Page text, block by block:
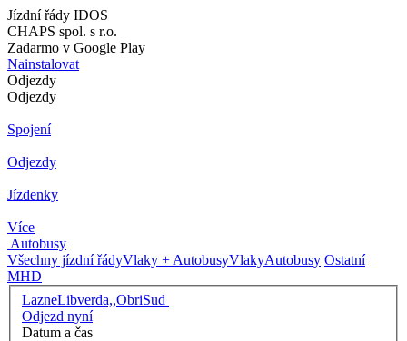
Jízdní řády IDOS
CHAPS spol. s r.o.
Zadarmo v Google Play
Nainstalovat
Odjezdy
Odjezdy
Spojení
Odjezdy
Jízdenky
Více
Autobusy
Všechny jízdní řádyVlaky + AutobusyVlakyAutobusy Ostatní
MHD
LazneLibverda,,ObriSud
Odjezd nyní
Datum a čas